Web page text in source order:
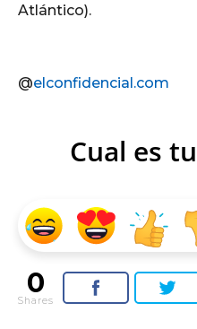
Atlántico).
@elconfidencial.com
Cual es
0
Shares